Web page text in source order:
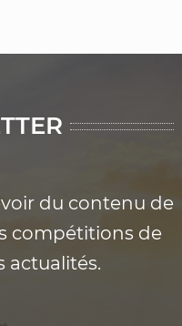
du contenu de
compétitions de
actualités.